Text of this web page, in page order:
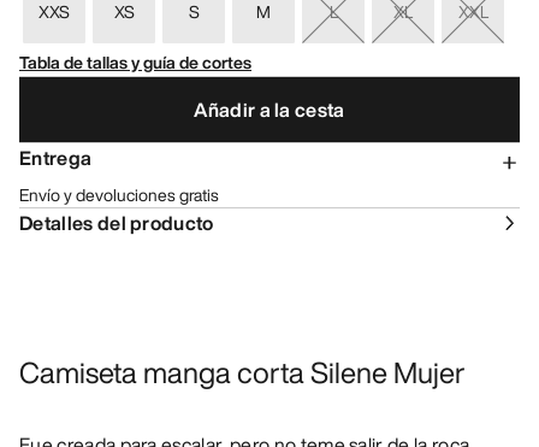
XXS XS S M L XL
XXL
Tabla de tallas y guía de cortes
Añadir a la cesta
Entrega
Envío y devoluciones gratis
Detalles del producto
Camiseta manga corta Silene Mujer